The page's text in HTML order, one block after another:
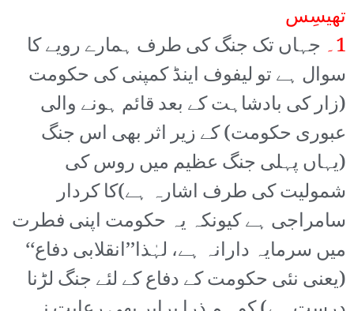
تھیسِس
1۔ جہاں تک جنگ کی طرف ہمارے رویے کا
سوال ہے تو لیفوف اینڈ کمپنی کی حکومت
(زار کی بادشاہت کے بعد قائم ہونے والی
عبوری حکومت) کے زیر اثر بھی اس جنگ
(یہاں پہلی جنگ عظیم میں روس کی
شمولیت کی طرف اشارہ ہے)کا کردار
سامراجی ہے کیونکہ یہ حکومت اپنی فطرت
میں سرمایہ دارانہ ہے، لہٰذا’’انقلابی دفاع‘‘
(یعنی نئی حکومت کے دفاع کے لئے جنگ لڑنا